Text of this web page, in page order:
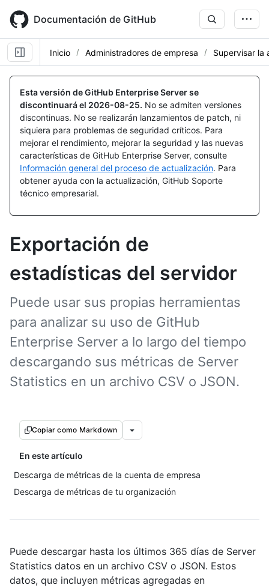
main
content
Documentación de GitHub
Inicio Administradores de empresa Supervisar la
Esta versión de GitHub Enterprise Server se
discontinuará el 2026-08-25. No se admiten versiones
discontinuas. No se realizarán lanzamientos de patch, ni
siquiera para problemas de seguridad críticos. Para
mejorar el rendimiento, mejorar la seguridad y las nuevas
características de GitHub Enterprise Server, consulte
Información general del proceso de actualización. Para
obtener ayuda con la actualización, GitHub Soporte
técnico empresarial.
Exportación de
estadísticas del servidor
Puede usar sus propias herramientas
para analizar su uso de GitHub
Enterprise Server a lo largo del tiempo
descargando sus métricas de Server
Statistics en un archivo CSV o JSON.
Copiar como Markdown
En este artículo
Descarga de métricas de la cuenta de empresa
Descarga de métricas de tu organización
Puede descargar hasta los últimos 365 días de Server
Statistics datos en un archivo CSV o JSON. Estos
datos, que incluyen métricas agregadas en